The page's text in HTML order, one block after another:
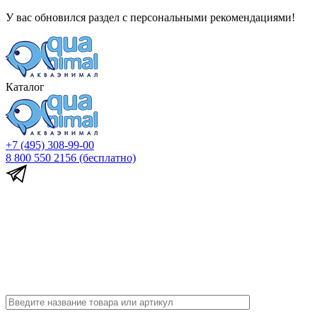
У вас обновился раздел с персональными рекомендациями!
Каталог
+7 (495) 308-99-00
8 800 550 2156 (бесплатно)